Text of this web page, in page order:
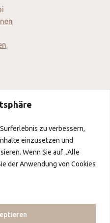
zu verbessern,
einzusetzen und
Wenn Sie auf „Alle
der Anwendung von Cookies